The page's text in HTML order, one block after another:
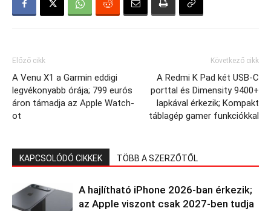
Előző cikk
A Venu X1 a Garmin eddigi
legvékonyabb órája; 799 eurós
áron támadja az Apple Watch-
ot
Következő cikk
A Redmi K Pad két USB-C
porttal és Dimensity 9400+
lapkával érkezik; Kompakt
táblagép gamer funkciókkal
KAPCSOLÓDÓ CIKKEK TÖBB A SZERZŐTŐL
A hajlítható iPhone 2026-ban érkezik;
az Apple viszont csak 2027-ben tudja